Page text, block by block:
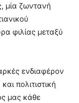
μία ζωντανή
φιλίας μεταξύ
ενδιαφέρον
πολιτιστική
μας κάθε